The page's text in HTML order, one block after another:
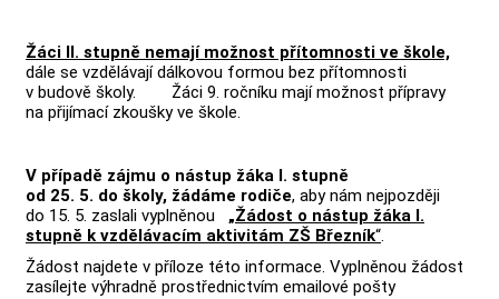
Žáci II. stupně nemají možnost přítomnosti ve škole,
dále se vzdělávají dálkovou formou bez přítomnosti
v budově školy. Žáci 9. ročníku mají možnost přípravy
na přijímací zkoušky ve škole.
V případě zájmu o nástup žáka I. stupně
od 25. 5. do školy, žádáme rodiče, aby nám nejpozději
do 15. 5. zaslali vyplněnou „Žádost o nástup žáka I.
stupně k vzdělávacím aktivitám ZŠ Březník“.
Žádost najdete v příloze této informace. Vyplněnou žádost
zasílejte výhradně prostřednictvím emailové pošty